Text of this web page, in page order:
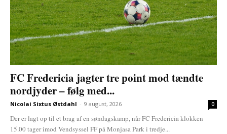
FC Fredericia jagter tre point mod tændte
nordjyder – følg med...
Nicolai Sixtus Østdahl - 9 august, 2026 0
Der er lagt op til et brag af en søndagskamp, når FC Fredericia klokken
15.00 tager imod Vendsyssel FF på Monjasa Park i tredje...